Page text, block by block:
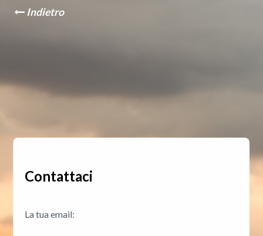
Indietro
Contattaci
La tua email: